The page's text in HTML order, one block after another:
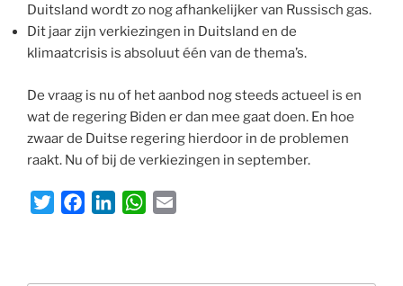
Duitsland wordt zo nog afhankelijker van Russisch gas.
Dit jaar zijn verkiezingen in Duitsland en de
klimaatcrisis is absoluut één van de thema’s.
De vraag is nu of het aanbod nog steeds actueel is en
wat de regering Biden er dan mee gaat doen. En hoe
zwaar de Duitse regering hierdoor in de problemen
raakt. Nu of bij de verkiezingen in september.
W